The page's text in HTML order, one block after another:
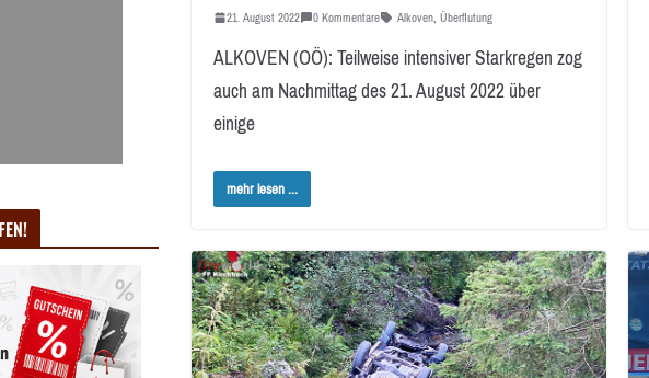
21. August 2022 0 Kommentare Alkoven, Überflutung
ALKOVEN (OÖ): Teilweise intensiver Starkregen zog
auch am Nachmittag des 21. August 2022 über
einige
mehr lesen ...